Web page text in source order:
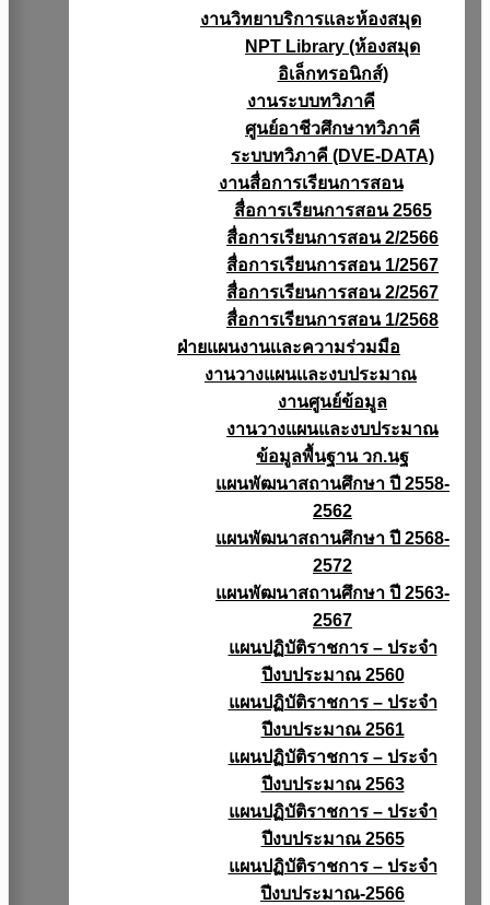
งานวิทยาบริการเเละห้องสมุด
NPT Library (ห้องสมุด
อิเล็กทรอนิกส์)
งานระบบทวิภาคี
ศูนย์อาชีวศึกษาทวิภาคี
ระบบทวิภาคี (DVE-DATA)
งานสื่อการเรียนการสอน
สื่อการเรียนการสอน 2565
สื่อการเรียนการสอน 2/2566
สื่อการเรียนการสอน 1/2567
สื่อการเรียนการสอน 2/2567
สื่อการเรียนการสอน 1/2568
ฝ่ายแผนงานเเละความร่วมมือ
งานวางแผนเเละงบประมาณ
งานศูนย์ข้อมูล
งานวางแผนและงบประมาณ
ข้อมูลพื้นฐาน วก.นฐ
แผนพัฒนาสถานศึกษา ปี 2558-
2562
แผนพัฒนาสถานศึกษา ปี 2568-
2572
แผนพัฒนาสถานศึกษา ปี 2563-
2567
แผนปฏิบัติราชการ – ประจำ
ปีงบประมาณ 2560
แผนปฏิบัติราชการ – ประจำ
ปีงบประมาณ 2561
แผนปฏิบัติราชการ – ประจำ
ปีงบประมาณ 2563
แผนปฏิบัติราชการ – ประจำ
ปีงบประมาณ 2565
แผนปฏิบัติราชการ – ประจำ
ปีงบประมาณ-2566